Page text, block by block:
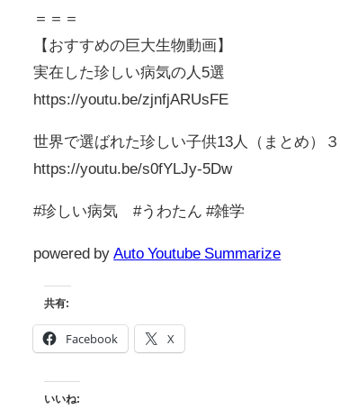
＝＝＝
【おすすめの巨大生物動画】
実在した珍しい病気の人5選
https://youtu.be/zjnfjARUsFE
世界で選ばれた珍しい子供13人（まとめ）
https://youtu.be/s0fYLJy-5Dw
#珍しい病気 #うわたん #雑学
powered by Auto Youtube Summarize
共有:
Facebook X
いいね: